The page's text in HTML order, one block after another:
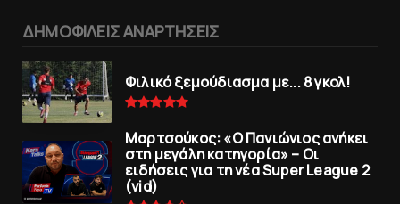
ΔΗΜΟΦΙΛΕΙΣ ΑΝΑΡΤΗΣΕΙΣ
Φιλικό ξεμούδιασμα με... 8 γκολ!
Μαρτσούκος: «Ο Πανιώνιος ανήκει
στη μεγάλη κατηγορία» – Οι
ειδήσεις για τη νέα Super League 2
(vid)